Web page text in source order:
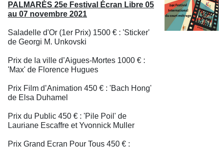
PALMARÈS 25e Festival Écran Libre 05
au 07 novembre 2021
Saladelle d'Or (1er Prix) 1500 € : 'Sticker'
de Georgi M. Unkovski
Prix de la ville d’Aigues-Mortes 1000 € :
'Max' de Florence Hugues
Prix Film d’Animation 450 € : 'Bach Hong'
de Elsa Duhamel
Prix du Public 450 € : 'Pile Poil' de
Lauriane Escaffre et Yvonnick Muller
Prix Grand Ecran Pour Tous 450 € :